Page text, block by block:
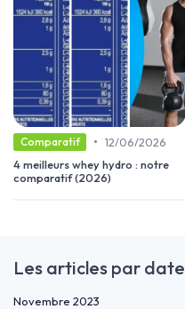
Comparatif • 12/06/2026
4 meilleurs whey hydro : notre
comparatif (2026)
Les articles par date
Novembre 2023